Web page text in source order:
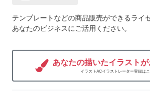
テンプレートなどの商品販売ができるライ
あなたのビジネスにご活用ください。
あなたの描いたイラスト
イラストACイラストレーター登録は